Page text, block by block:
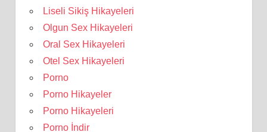
Liseli Sikiş Hikayeleri
Olgun Sex Hikayeleri
Oral Sex Hikayeleri
Otel Sex Hikayeleri
Porno
Porno Hikayeler
Porno Hikayeleri
Porno İndir